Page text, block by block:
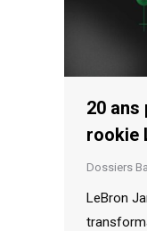
20 ans
rookie
Dossiers
LeBron